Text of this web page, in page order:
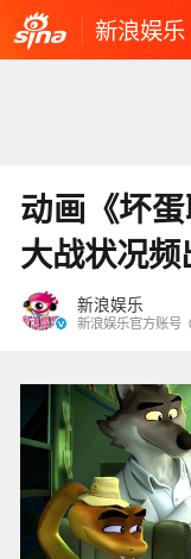
新浪娱乐
动画《坏
大战状况频
新浪娱乐
新浪娱乐官方账号